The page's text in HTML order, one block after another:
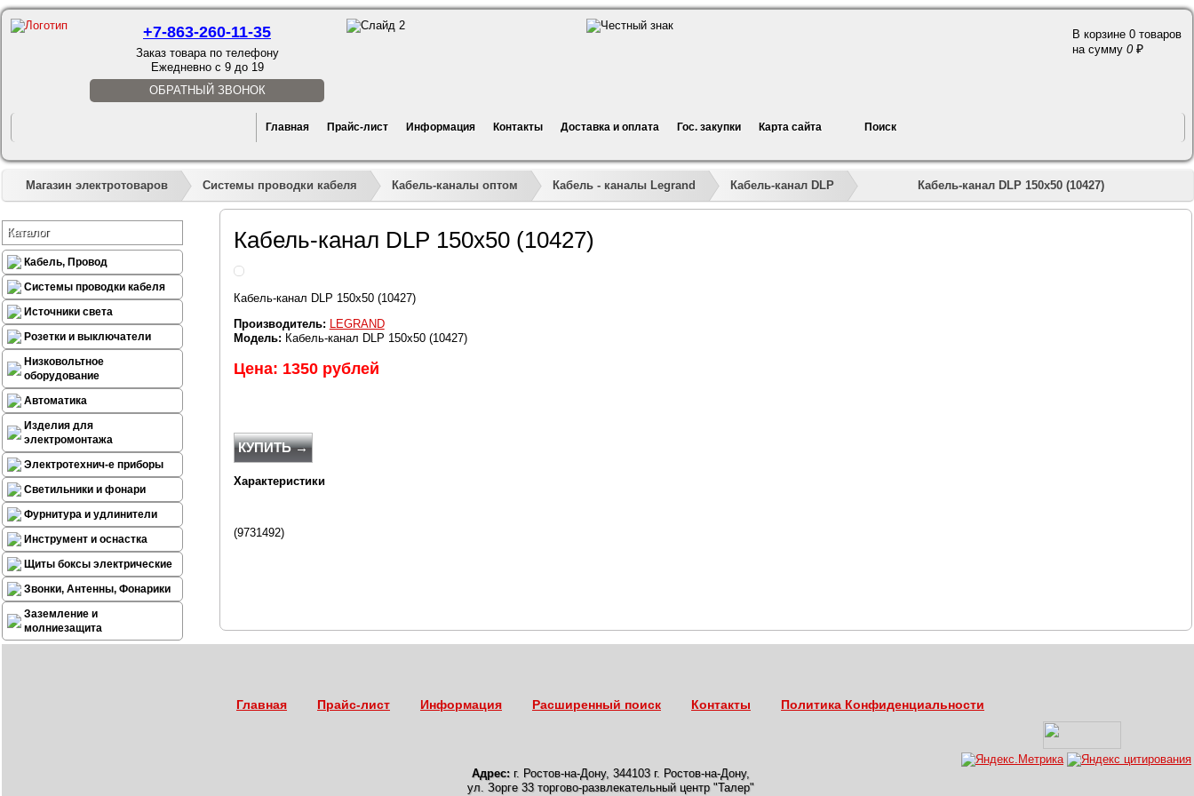
+7-863-260-11-35
Заказ товара по телефону
Ежедневно с 9 до 19
ОБРАТНЫЙ ЗВОНОК
В корзине 0 товаров
на сумму 0
Главная Прайс-лист Информация Контакты Доставка и оплата Гос. закупки Карта сайта Поиск
Магазин электротоваров »
Системы проводки кабеля »
Кабель-каналы оптом Кабель - каналы Legrand Кабель-канал DLP Кабель-канал DLP 150x50 (10427)
Каталог
Кабель, Провод
Системы проводки кабеля
Источники света
Розетки и выключатели
Низковольтное
оборудование
Автоматика
Изделия для
электромонтажа
Электротехнич-е приборы
Светильники и фонари
Фурнитура и удлинители
Инструмент и оснастка
Щиты боксы электрические
Звонки, Антенны, Фонарики
Заземление и
молниезащита
Кабель-канал DLP 150x50 (10427)
Кабель-канал DLP 150x50 (10427)
Производитель: LEGRAND
Модель: Кабель-канал DLP 150x50 (10427)
Цена: 1350 рублей
КУПИТЬ →
Характеристики
(9731492)
Главная Прайс-лист Информация Расширенный поиск Контакты Политика Конфиденциальности
Адрес: г. Ростов-на-Дону, 344103 г. Ростов-на-Дону,
ул. Зорге 33 торгово-развлекательный центр "Талер"